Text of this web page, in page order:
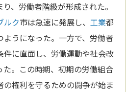
、労働者階級が形成された。
ルク市は急速に発展し、工業都
ようになった。一方で、労働者
件に直面し、労働運動や社会改
た。この時期、初期の労働組合
権利を守るための闘争が始ま